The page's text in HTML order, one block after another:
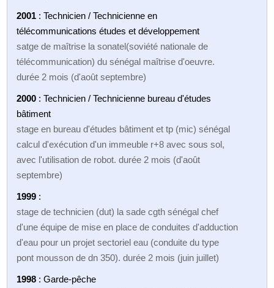
2001 : Technicien / Technicienne en
télécommunications études et développement
satge de maîtrise la sonatel(soviété nationale de
télécommunication) du sénégal maîtrise d'oeuvre.
durée 2 mois (d'août septembre)
2000 : Technicien / Technicienne bureau d'études
bâtiment
stage en bureau d'études bâtiment et tp (mic) sénégal
calcul d'exécution d'un immeuble r+8 avec sous sol,
avec l'utilisation de robot. durée 2 mois (d'août
septembre)
1999 :
stage de technicien (dut) la sade cgth sénégal chef
d'une équipe de mise en place de conduites d'adduction
d'eau pour un projet sectoriel eau (conduite du type
pont mousson de dn 350). durée 2 mois (juin juillet)
1998 : Garde-pêche